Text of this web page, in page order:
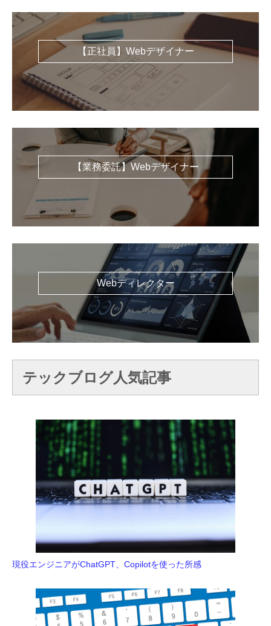
【正社員】Webデザイナー
【業務委託】Webデザイナー
Webディレクター
テックブログ人気記事
現役エンジニアがChatGPT、Copilotを使った所感